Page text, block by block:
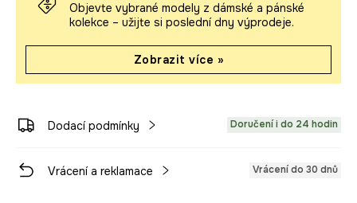
Objevte vybrané modely z dámské a pánské
kolekce – užijte si poslední dny výprodeje.
Zobrazit více »
Dodací podmínky Doručení i do 24 hodin
Vrácení a reklamace Vrácení do 30 dnů